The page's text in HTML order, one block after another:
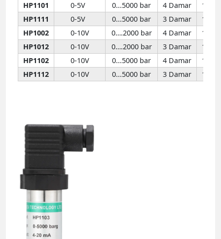
HP1101
0-5V 0...5000 bar 4 Damar
13 -
HP1111
0-5V 0...5000 bar 3 Damar
13 -
HP1002
0-10V 0….2000 bar 4 Damar
13 -
HP1012
0-10V 0….2000 bar 3 Damar
13 -
HP1102
0-10V 0...5000 bar 4 Damar
13 -
HP1112
0-10V 0...5000 bar 3 Damar 13 -